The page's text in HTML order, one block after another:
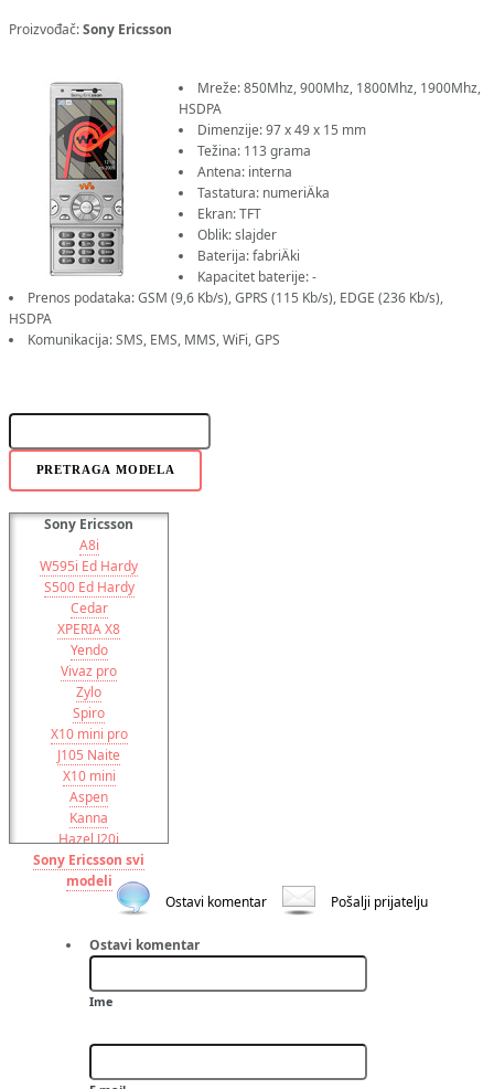
Proizvođač:Sony Ericsson
Mreže: 850Mhz, 900Mhz, 1800Mhz, 1900Mhz,
HSDPA
Dimenzije: 97 x 49 x 15 mm
Težina: 113 grama
Antena: interna
Tastatura: numeriÄka
Ekran: TFT
Oblik: slajder
Baterija: fabriÄki
Kapacitet baterije: -
Prenos podataka: GSM (9,6 Kb/s), GPRS (115 Kb/s), EDGE (236 Kb/s),
HSDPA
Komunikacija: SMS, EMS, MMS, WiFi, GPS
PRETRAGA MODELA
Sony Ericsson
A8i
W595i Ed Hardy
S500 Ed Hardy
Cedar
XPERIA X8
Yendo
Vivaz pro
Zylo
Spiro
X10 mini pro
J105 Naite
X10 mini
Aspen
Kanna
Hazel J20i
Elm
Vivaz
XPERIA Pureness X5
XPERIA X2
Jalou D&G edition
Jalou F100i
T715
U10i Aino
Sony Ericsson svi
modeli
Ostavi komentar
Pošalji prijatelju
Ostavi komentar
Ime